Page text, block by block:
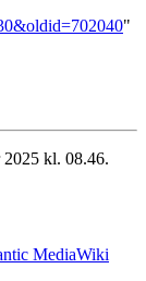
"
2025 kl. 08.46.
MediaWiki